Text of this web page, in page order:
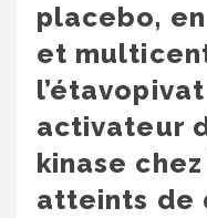
placebo,
et
activateur
kinase
atteints de